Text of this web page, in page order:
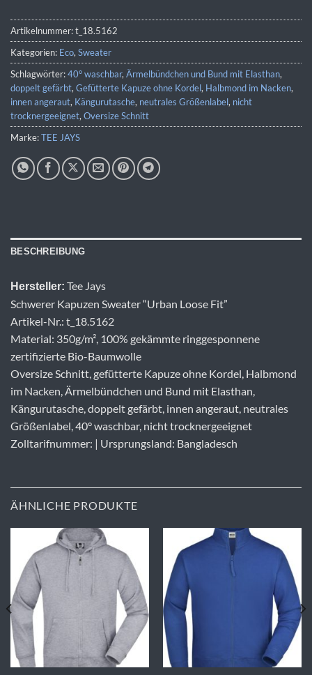
Artikelnummer:t_18.5162
Kategorien: Eco,Sweater
Schlagwörter:40° waschbar,Ärmelbündchen und Bund mit Elasthan,
doppelt gefärbt,Gefütterte Kapuze ohne Kordel, Halbmond im Nacken,
innen angeraut, Kängurutasche, neutrales Größenlabel, nicht
trocknergeeignet,Oversize Schnitt
Marke:TEE JAYS
BESCHREIBUNG
Hersteller: Tee Jays
Schwerer Kapuzen Sweater “Urban Loose Fit”
Artikel-Nr.: t_18.5162
Material: 350g/m², 100% gekämmte ringgesponnene
zertifizierte Bio-Baumwolle
Oversize Schnitt, gefütterte Kapuze ohne Kordel, Halbmond
im Nacken, Ärmelbündchen und Bund mit Elasthan,
Kängurutasche, doppelt gefärbt, innen angeraut, neutrales
Größenlabel, 40° waschbar, nicht trocknergeeignet
Zolltarifnummer: | Ursprungsland: Bangladesch
ÄHNLICHE PRODUKTE